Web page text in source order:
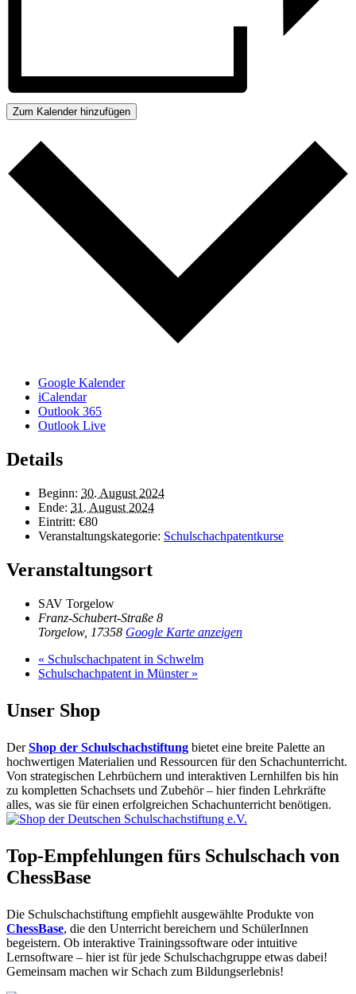
Zum Kalender hinzufügen
Google Kalender
iCalendar
Outlook 365
Outlook Live
Details
Beginn: 30. August 2024
Ende: 31. August 2024
Eintritt: €80
Veranstaltungskategorie: Schulschachpatentkurse
Veranstaltungsort
SAV Torgelow
Franz-Schubert-Straße 8
Torgelow, 17358 Google Karte anzeigen
« Schulschachpatent in Schwelm
Schulschachpatent in Münster »
Unser Shop
DerShop der Schulschachstiftung bietet eine breite Palette an
hochwertigen Materialien und Ressourcen für den Schachunterricht.
Von strategischen Lehrbüchern und interaktiven Lernhilfen bis hin
zu kompletten Schachsets und Zubehör – hier finden Lehrkräfte
alles, was sie für einen erfolgreichen Schachunterricht benötigen.
Top-Empfehlungen fürs Schulschach von
ChessBase
Die Schulschachstiftung empfiehlt ausgewählte Produkte von
ChessBase, die den Unterricht bereichern und SchülerInnen
begeistern. Ob interaktive Trainingssoftware oder intuitive
Lernsoftware – hier ist für jede Schulschachgruppe etwas dabei!
Gemeinsam machen wir Schach zum Bildungserlebnis!